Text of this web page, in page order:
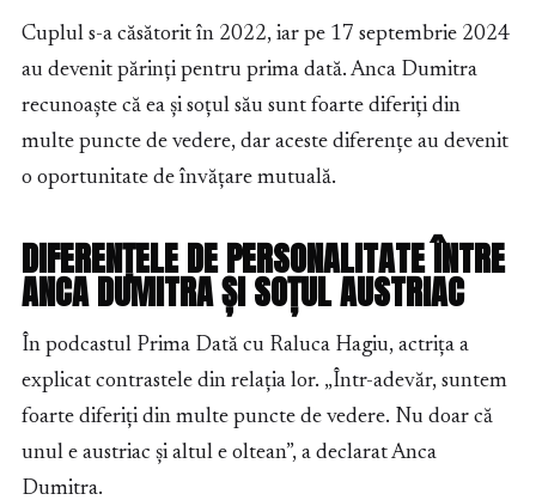
Cuplul s-a căsătorit în 2022, iar pe 17 septembrie 2024
au devenit părinți pentru prima dată. Anca Dumitra
recunoaște că ea și soțul său sunt foarte diferiți din
multe puncte de vedere, dar aceste diferențe au devenit
o oportunitate de învățare mutuală.
DIFERENȚELE DE PERSONALITATE ÎNTRE
ANCA DUMITRA ȘI SOȚUL AUSTRIAC
În podcastul Prima Dată cu Raluca Hagiu, actrița a
explicat contrastele din relația lor. „Într-adevăr, suntem
foarte diferiți din multe puncte de vedere. Nu doar că
unul e austriac și altul e oltean”, a declarat Anca
Dumitra.